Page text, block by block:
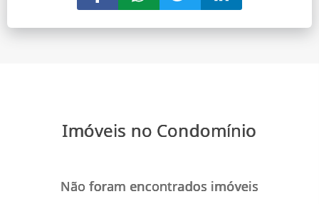
Imóveis no Condomínio
Não foram encontrados imóveis